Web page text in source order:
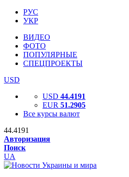
РУС
УКР
ВИДЕО
ФОТО
ПОПУЛЯРНЫЕ
СПЕЦПРОЕКТЫ
USD
USD 44.4191
EUR 51.2905
Все курсы валют
44.4191
Авторизация
Поиск
UA